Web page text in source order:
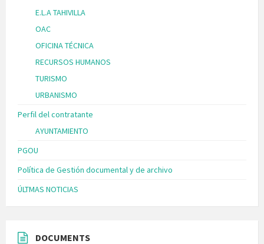
E.L.A TAHIVILLA
OAC
OFICINA TÉCNICA
RECURSOS HUMANOS
TURISMO
URBANISMO
Perfil del contratante
AYUNTAMIENTO
PGOU
Política de Gestión documental y de archivo
ÚLTMAS NOTICIAS
DOCUMENTS